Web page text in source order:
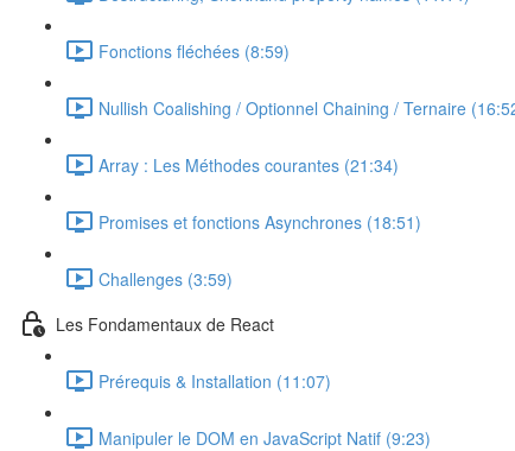
Fonctions fléchées (8:59)
Nullish Coalishing / Optionnel Chaining / Ternaire
Array : Les Méthodes courantes (21:34)
Promises et fonctions Asynchrones (18:51)
Challenges (3:59)
Les Fondamentaux de React
Prérequis & Installation (11:07)
Manipuler le DOM en JavaScript Natif (9:23)